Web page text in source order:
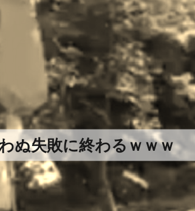
ぬ失敗に終わるｗｗｗ